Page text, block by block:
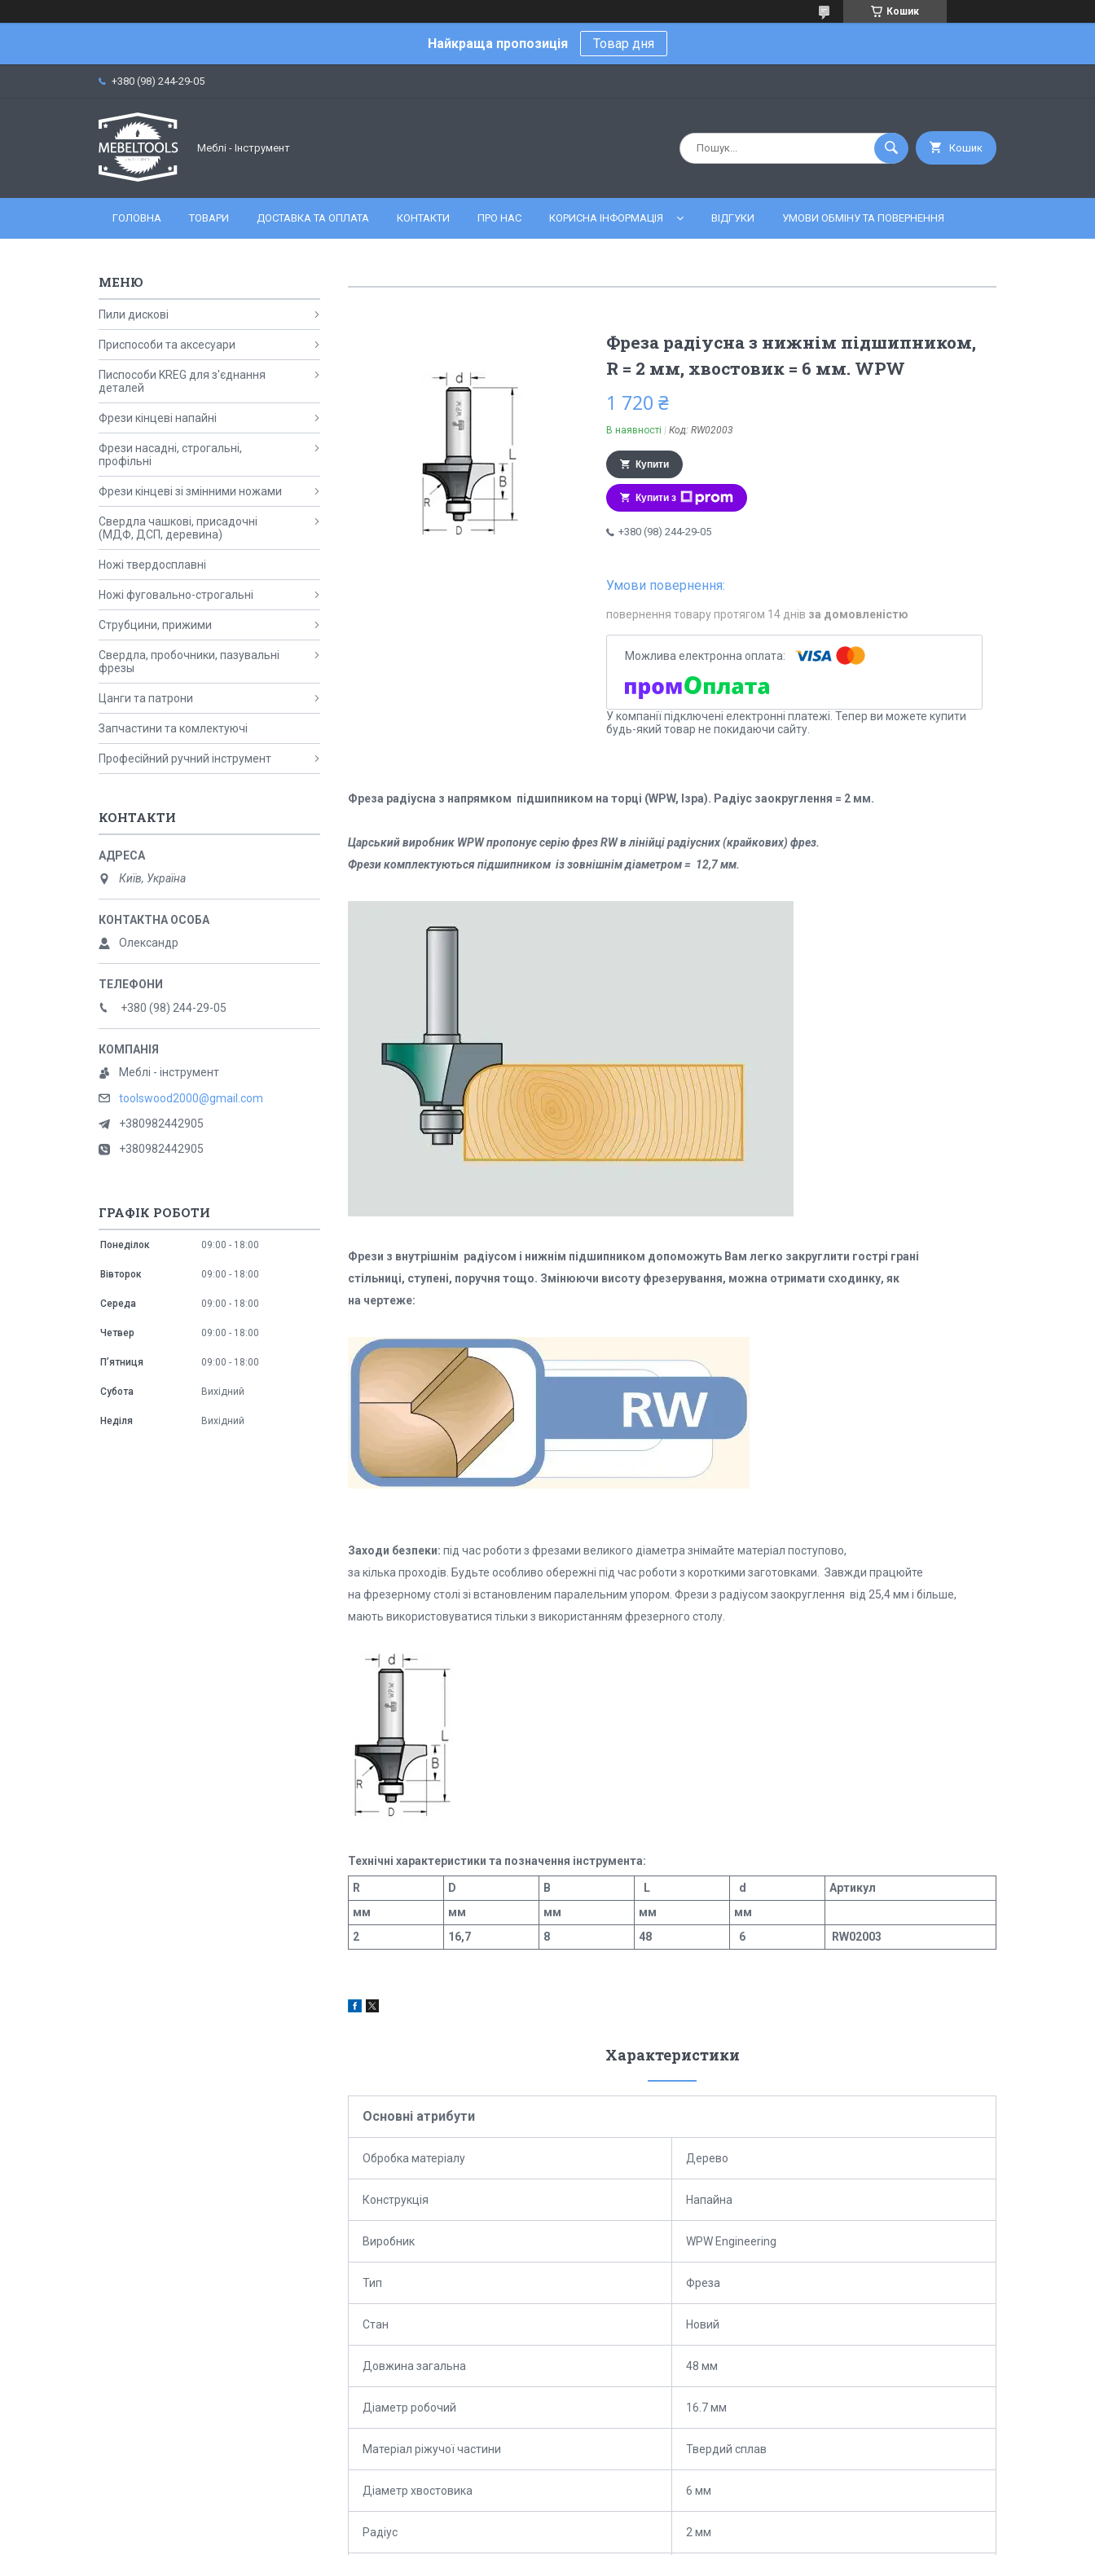
Кошик
Найкраща пропозиція Товар дня
+380 (98) 244-29-05
Меблі - Інструмент Кошик
ГОЛОВНА ТОВАРИ ДОСТАВКА ТА ОПЛАТА КОНТАКТИ ПРО НАС КОРИСНА ІНФОРМАЦІЯ ВІДГУКИ УМОВИ ОБМІНУ ТА ПОВЕРНЕННЯ
Фреза радіусна з нижнім підшипником,
R = 2 мм, хвостовик = 6 мм. WPW
1 720 ₴
В наявності Код: RW02003
Купити
Купити з
+380 (98) 244-29-05
повернення товару протягом 14 днів за домовленістю
У компанії підключені електронні платежі. Тепер ви можете купити
будь-який товар не покидаючи сайту.
Фреза радіусна з напрямком підшипником на торці (WPW, Ізра). Радіус заокруглення = 2 мм.
Царський виробник WPW пропонує серію фрез RW в лінійці радіусних (крайкових) фрез.
Фрези комплектуються підшипником із зовнішнім діаметром = 12,7 мм.
Фрези з внутрішнім радіусом і нижнім підшипником допоможуть Вам легко закруглити гострі грані
стільниці, ступені, поручня тощо. Змінюючи висоту фрезерування, можна отримати сходинку, як
на чертеже:
Заходи безпеки: під час роботи з фрезами великого діаметра знімайте матеріал поступово,
за кілька проходів. Будьте особливо обережні під час роботи з короткими заготовками. Завжди працюйте
на фрезерному столі зі встановленим паралельним упором. Фрези з радіусом заокруглення від 25,4 мм і більше,
мають використовуватися тільки з використанням фрезерного столу.
Технічні характеристики та позначення інструмента:
R D В L d
Артикул
мм
мм мм мм
мм
2
16,7 8 48 6 RW02003
Характеристики
Основні атрибути
Обробка матеріалу Дерево
Конструкція Напайна
Виробник WPW Engineering
Тип Фреза
Стан Новий
Довжина загальна 48 мм
Діаметр робочий 16.7 мм
Матеріал ріжучої частини Твердий сплав
Діаметр хвостовика 6 мм
Радіус 2 мм
Пили дискові
Приспособи та аксесуари
Писпособи KREG для з'єднання
деталей
Фрези кінцеві напайні
Фрези насадні, строгальні,
профільні
Фрези кінцеві зі змінними ножами
Свердла чашкові, присадочні
(МДФ, ДСП, деревина)
Ножі твердосплавні
Ножі фуговально-строгальні
Струбцини, прижими
Свердла, пробочники, пазувальні
фрезы
Цанги та патрони
Запчастини та комлектуючі
Професійний ручний інструмент
КОНТАКТИ
Київ, Україна
Олександр
+380 (98) 244-29-05
Меблі - інструмент
toolswood2000@gmail.com
+380982442905
+380982442905
ГРАФІК РОБОТИ
Понеділок 09:00 18:00
Вівторок 09:00 18:00
Середа 09:00 18:00
Четвер 09:00 18:00
Пʼятниця 09:00 18:00
Субота Вихідний
Неділя Вихідний